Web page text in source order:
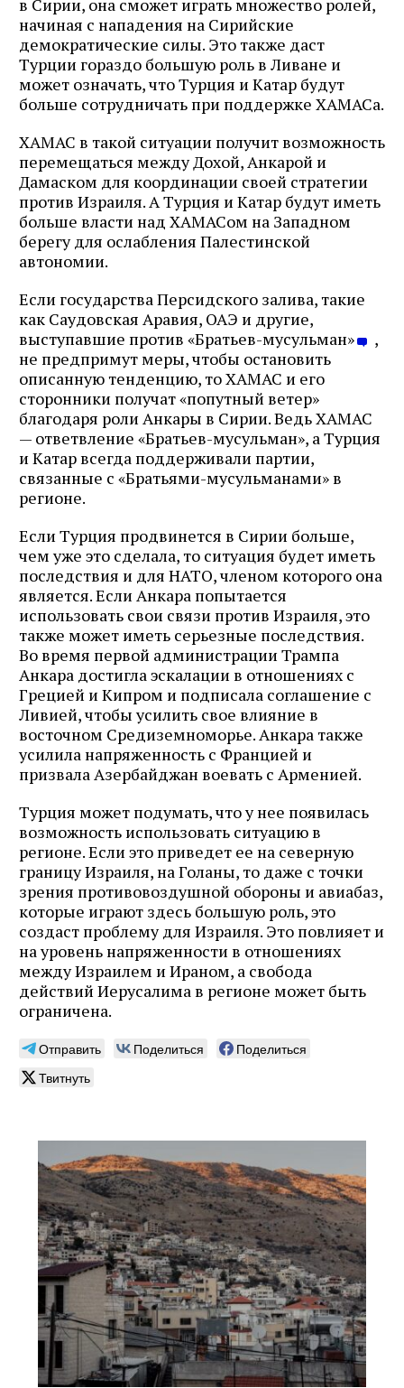
в Сирии, она сможет играть множество ролей,
начиная с нападения на Сирийские
демократические силы. Это также даст
Турции гораздо большую роль в Ливане и
может означать, что Турция и Катар будут
больше сотрудничать при поддержке ХАМАСа.
ХАМАС в такой ситуации получит возможность
перемещаться между Дохой, Анкарой и
Дамаском для координации своей стратегии
против Израиля. А Турция и Катар будут иметь
больше власти над ХАМАСом на Западном
берегу для ослабления Палестинской
автономии.
Если государства Персидского залива, такие
как Саудовская Аравия, ОАЭ и другие,
выступавшие против «Братьев-мусульман»
,
не предпримут меры, чтобы остановить
описанную тенденцию, то ХАМАС и его
сторонники получат «попутный ветер»
благодаря роли Анкары в Сирии. Ведь ХАМАС
— ответвление «Братьев-мусульман», а Турция
и Катар всегда поддерживали партии,
связанные с «Братьями-мусульманами» в
регионе.
Если Турция продвинется в Сирии больше,
чем уже это сделала, то ситуация будет иметь
последствия и для НАТО, членом которого она
является. Если Анкара попытается
использовать свои связи против Израиля, это
также может иметь серьезные последствия.
Во время первой администрации Трампа
Анкара достигла эскалации в отношениях с
Грецией и Кипром и подписала соглашение с
Ливией, чтобы усилить свое влияние в
восточном Средиземноморье. Анкара также
усилила напряженность с Францией и
призвала Азербайджан воевать с Арменией.
Турция может подумать, что у нее появилась
возможность использовать ситуацию в
регионе. Если это приведет ее на северную
границу Израиля, на Голаны, то даже с точки
зрения противовоздушной обороны и авиабаз,
которые играют здесь большую роль, это
создаст проблему для Израиля. Это повлияет и
на уровень напряженности в отношениях
между Израилем и Ираном, а свобода
действий Иерусалима в регионе может быть
ограничена.
Отправить Поделиться
Поделиться
Твитнуть